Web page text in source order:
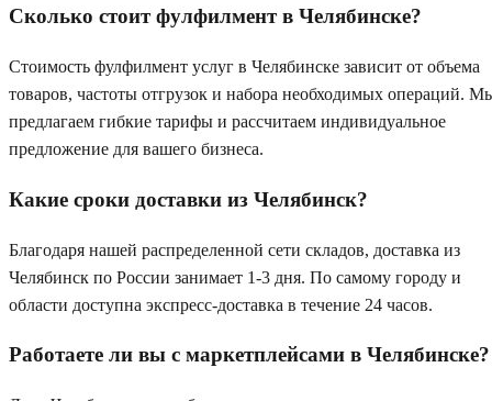
Сколько стоит фулфилмент в Челябинске?
Стоимость фулфилмент услуг в Челябинске зависит от объема
товаров, частоты отгрузок и набора необходимых операций.
предлагаем гибкие тарифы и рассчитаем индивидуальное
предложение для вашего бизнеса.
Какие сроки доставки из Челябинск?
Благодаря нашей распределенной сети складов, доставка из
Челябинск по России занимает 1-3 дня. По самому городу и
области доступна экспресс-доставка в течение 24 часов.
Работаете ли вы с маркетплейсами в Челябинске?